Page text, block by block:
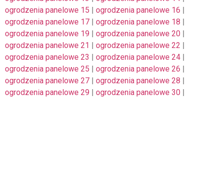
ogrodzenia panelowe 15 | ogrodzenia panelowe 16 |
ogrodzenia panelowe 17 | ogrodzenia panelowe 18 |
ogrodzenia panelowe 19 | ogrodzenia panelowe 20 |
ogrodzenia panelowe 21 | ogrodzenia panelowe 22 |
ogrodzenia panelowe 23 | ogrodzenia panelowe 24 |
ogrodzenia panelowe 25 | ogrodzenia panelowe 26 |
ogrodzenia panelowe 27 | ogrodzenia panelowe 28 |
ogrodzenia panelowe 29 | ogrodzenia panelowe 30 |